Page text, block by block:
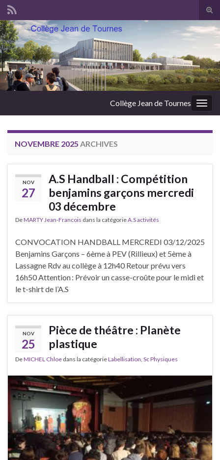
Search for:
Collège Jean de Tournes
NOVEMBRE 2025 ARCHIVES
NOV
27
A.S Handball : Compétition
benjamins garçons mercredi
03 décembre
DeMARTY Jean-Francois dans la catégorieA.S activités
CONVOCATION HANDBALL MERCREDI 03/12/2025
Benjamins Garçons – 6ème à PEV (Rillieux) et 5ème à
Lassagne Rdv au collège à 12h40 Retour prévu vers
16h50 Attention : Prévoir un casse-croûte pour le midi et
le t-shirt de l’A.S
NOV
25
Pièce de théâtre : Planète
plastique
DeMICHEL Chloe dans la catégorieLabellisation Sc Physiques
Panneau de gestion des cookies